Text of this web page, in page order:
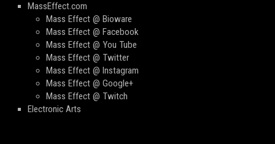
MassEffect.com
Mass Effect @ Bioware
Mass Effect @ Facebook
Mass Effect @ You Tube
Mass Effect @ Twitter
Mass Effect @ Instagram
Mass Effect @ Google+
Mass Effect @ Twitch
Electronic Arts